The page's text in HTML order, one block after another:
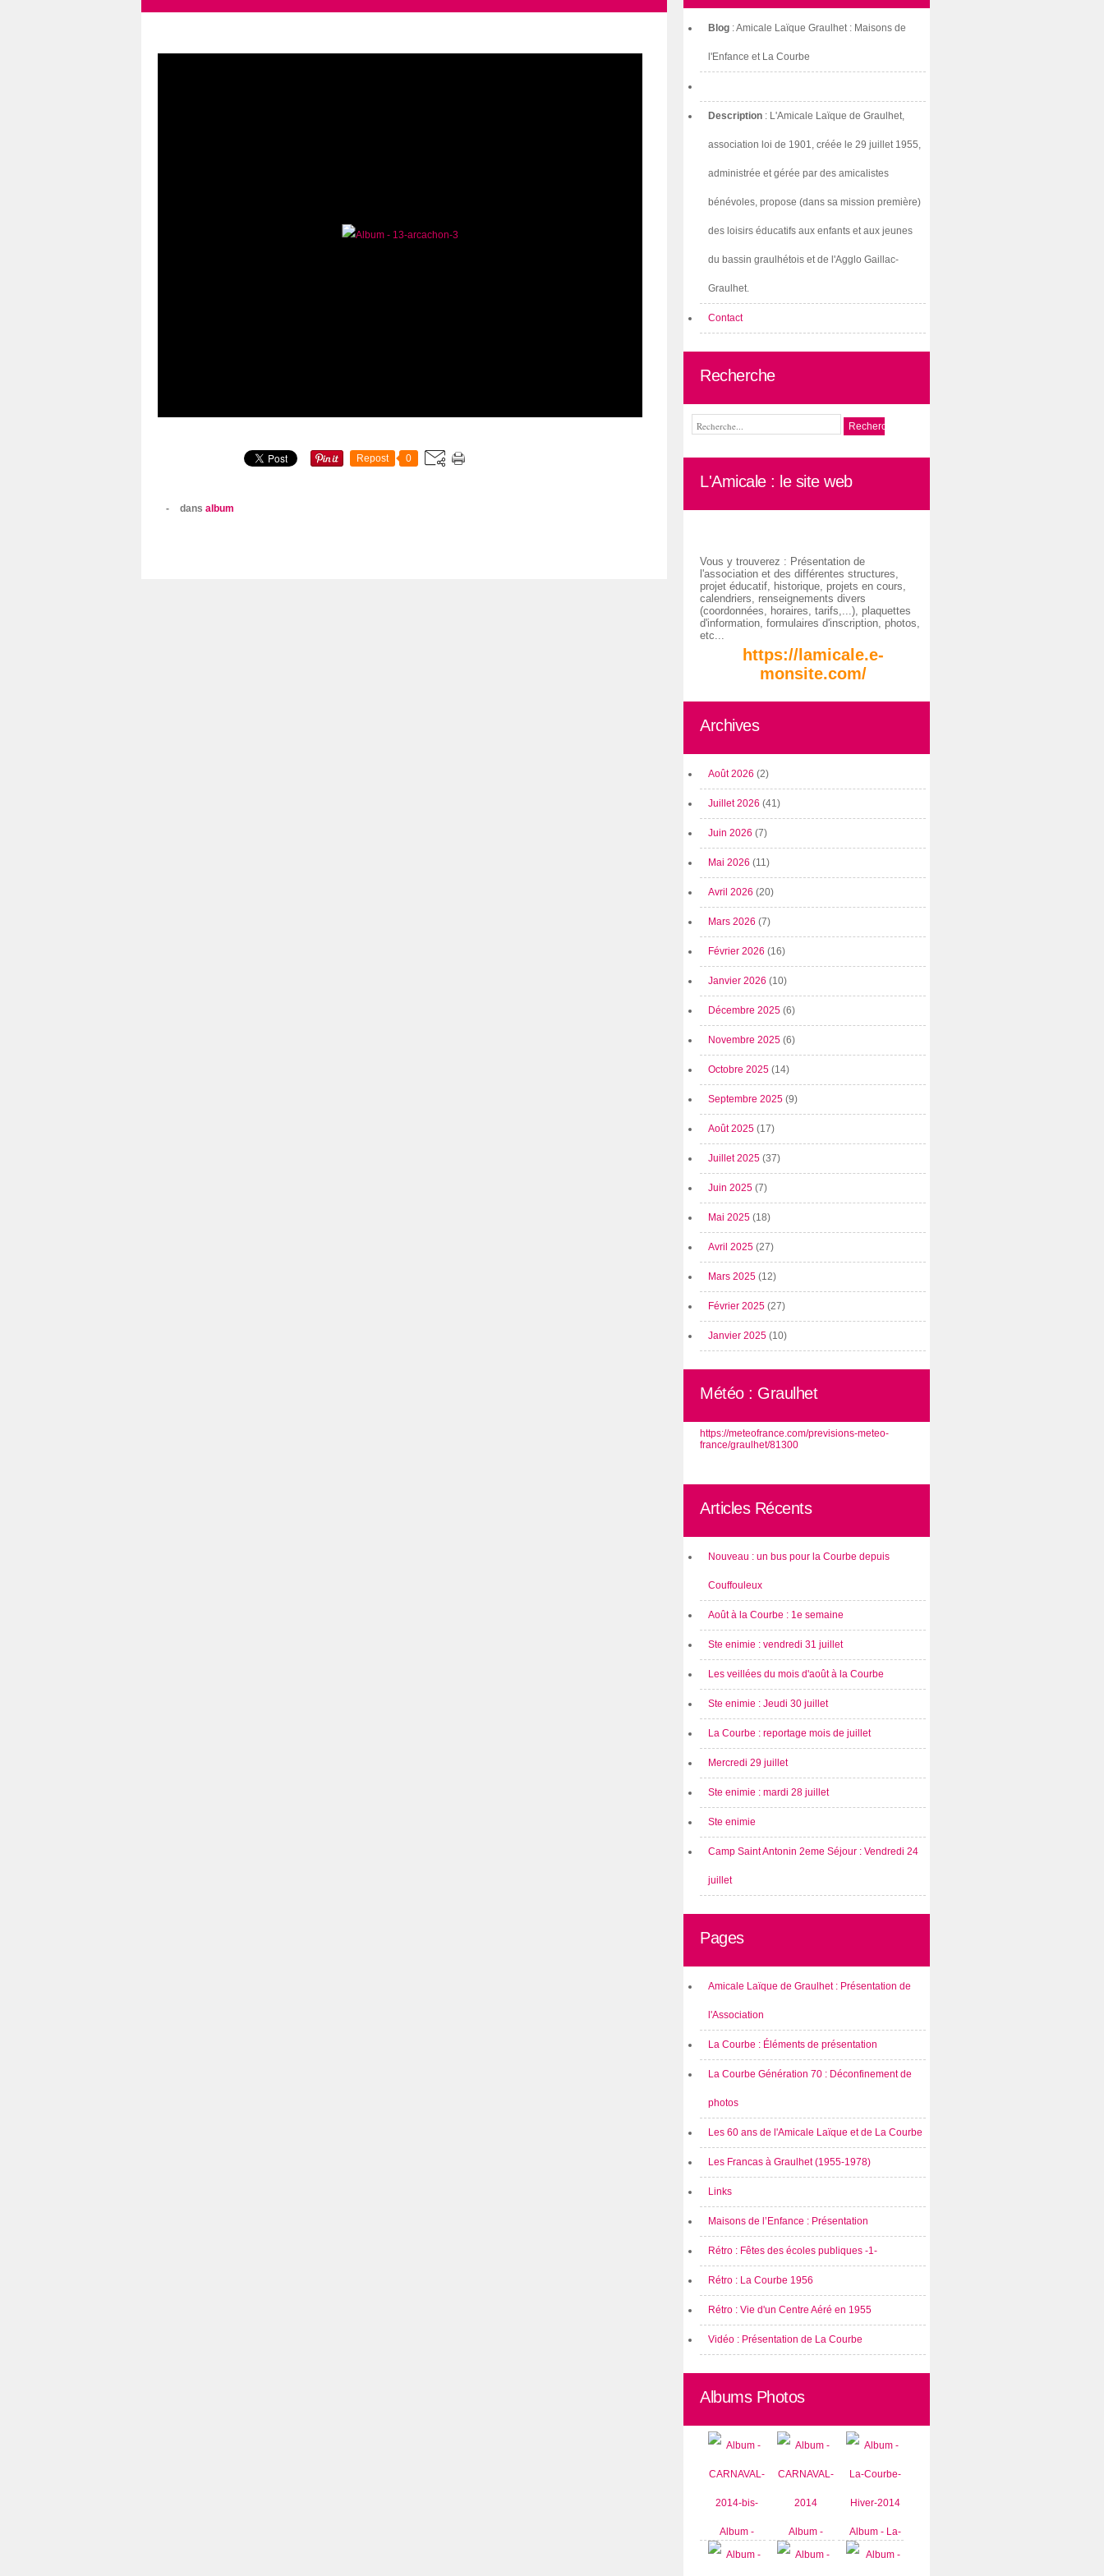
Repost 0
- dans album
Blog : Amicale Laïque Graulhet : Maisons de
l'Enfance et La Courbe
Description : L'Amicale Laïque de Graulhet,
association loi de 1901, créée le 29 juillet 1955,
administrée et gérée par des amicalistes
bénévoles, propose (dans sa mission première)
des loisirs éducatifs aux enfants et aux jeunes
du bassin graulhétois et de l'Agglo Gaillac-
Graulhet.
Contact
Recherche
L'Amicale : le site web
Vous y trouverez : Présentation de
l'association et des différentes structures,
projet éducatif, historique, projets en cours,
calendriers, renseignements divers
(coordonnées, horaires, tarifs,...), plaquettes
d'information, formulaires d'inscription, photos,
etc...
https://lamicale.e-
monsite.com/
Archives
Août 2026 (2)
Juillet 2026 (41)
Juin 2026 (7)
Mai 2026 (11)
Avril 2026 (20)
Mars 2026 (7)
Février 2026 (16)
Janvier 2026 (10)
Décembre 2025 (6)
Novembre 2025 (6)
Octobre 2025 (14)
Septembre 2025 (9)
Août 2025 (17)
Juillet 2025 (37)
Juin 2025 (7)
Mai 2025 (18)
Avril 2025 (27)
Mars 2025 (12)
Février 2025 (27)
Janvier 2025 (10)
Météo : Graulhet
https://meteofrance.com/previsions-meteo-
france/graulhet/81300
Articles Récents
Nouveau : un bus pour la Courbe depuis
Couffouleux
Août à la Courbe : 1e semaine
Ste enimie : vendredi 31 juillet
Les veillées du mois d'août à la Courbe
Ste enimie : Jeudi 30 juillet
La Courbe : reportage mois de juillet
Mercredi 29 juillet
Ste enimie : mardi 28 juillet
Ste enimie
Camp Saint Antonin 2eme Séjour : Vendredi 24
juillet
Pages
Amicale Laïque de Graulhet : Présentation de
l'Association
La Courbe : Éléments de présentation
La Courbe Génération 70 : Déconfinement de
photos
Les 60 ans de l'Amicale Laïque et de La Courbe
Les Francas à Graulhet (1955-1978)
Links
Maisons de l’Enfance : Présentation
Rétro : Fêtes des écoles publiques -1-
Rétro : La Courbe 1956
Rétro : Vie d'un Centre Aéré en 1955
Vidéo : Présentation de La Courbe
Albums Photos
Album -
CARNAVAL-
Album -
CARNAVAL-
Album - La-
Courbe-